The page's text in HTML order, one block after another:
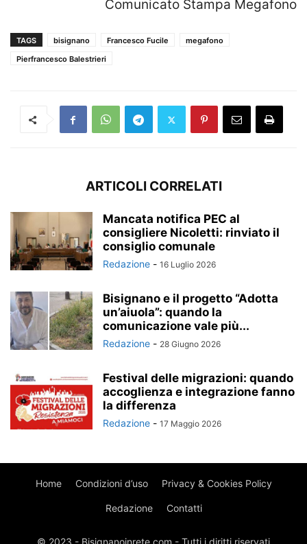
Comunicato Stampa Megafono
TAGS bisignano Francesco Fucile
megafono
Pierfrancesco Balestrieri
ARTICOLI CORRELATI
Mancata notifica PEC al
consigliere Nicoletti: rinviato il
consiglio comunale
Redazione - 16 Luglio 2026
Bisignano e il progetto “Adotta
un’aiuola”: quando la
comunicazione vale più...
Redazione - 28 Giugno 2026
Festival delle migrazioni: quando
accoglienza e integrazione fanno
la differenza
Redazione - 17 Maggio 2026
Home Condizioni d’uso Privacy & Cookies Policy
Redazione Contatti